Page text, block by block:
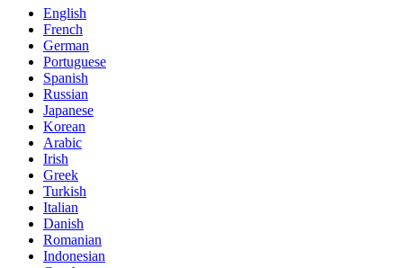
English
French
German
Portuguese
Spanish
Russian
Japanese
Korean
Arabic
Irish
Greek
Turkish
Italian
Danish
Romanian
Indonesian